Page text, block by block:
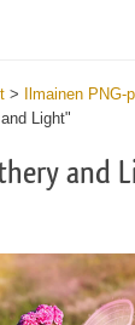
> Ilmainen PNG-
Light"
and